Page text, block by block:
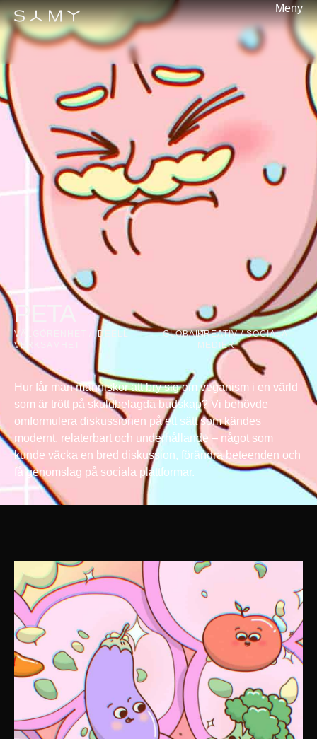
Meny
PETA
VÄLGÖRENHET / IDEELL
VERKSAMHET
GLOBALTKREATIV / SOCIALA
MEDIER
Hur får man människor att bry sig om veganism i en värld
som är trött på skuldbelagda budskap? Vi behövde
omformulera diskussionen på ett sätt som kändes
modernt, relaterbart och underhållande – något som
kunde väcka en bred diskussion, förändra beteenden och
få genomslag på sociala plattformar.